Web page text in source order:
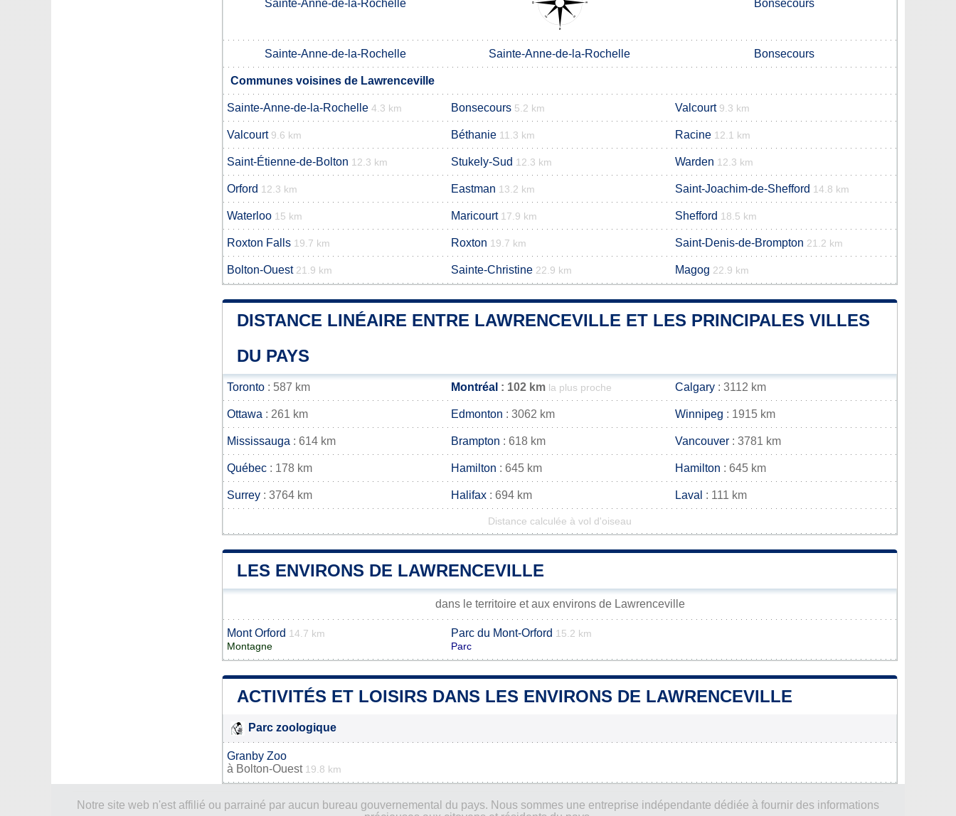
Sainte-Anne-de-la-Rochelle Bonsecours
Sainte-Anne-de-la-Rochelle Sainte-Anne-de-la-Rochelle Bonsecours
Communes voisines de Lawrenceville
Sainte-Anne-de-la-Rochelle 4.3 km Bonsecours 5.2 km Valcourt 9.3 km
Valcourt 9.6 km Béthanie 11.3 km Racine 12.1 km
Saint-Étienne-de-Bolton 12.3 km Stukely-Sud 12.3 km Warden 12.3 km
Orford 12.3 km Eastman 13.2 km Saint-Joachim-de-Shefford 14.8 km
Waterloo 15 km Maricourt 17.9 km Shefford 18.5 km
Roxton Falls 19.7 km Roxton 19.7 km Saint-Denis-de-Brompton 21.2 km
Bolton-Ouest 21.9 km Sainte-Christine 22.9 km Magog 22.9 km
DISTANCE LINÉAIRE ENTRE LAWRENCEVILLE ET LES PRINCIPALES VILLES
DU PAYS
Toronto : 587 km Montréal : 102 km la plus proche Calgary : 3112 km
Ottawa : 261 km Edmonton : 3062 km Winnipeg : 1915 km
Mississauga : 614 km Brampton : 618 km Vancouver : 3781 km
Québec : 178 km Hamilton : 645 km Hamilton : 645 km
Surrey : 3764 km Halifax : 694 km Laval : 111 km
Distance calculée à vol d'oiseau
LES ENVIRONS DE LAWRENCEVILLE
dans le territoire et aux environs de Lawrenceville
Mont Orford 14.7 km
Montagne
Parc du Mont-Orford 15.2 km
Parc
ACTIVITÉS ET LOISIRS DANS LES ENVIRONS DE LAWRENCEVILLE
Parc zoologique
Granby Zoo
à Bolton-Ouest 19.8 km
Notre site web n'est affilié ou parrainé par aucun bureau gouvernemental du pays. Nous sommes une entreprise indépendante dédiée à fournir des informations